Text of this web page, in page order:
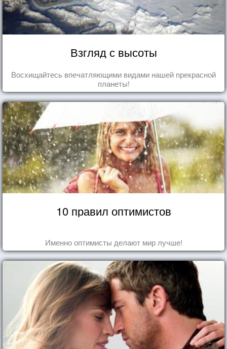
Взгляд с высоты
Восхищайтесь впечатляющими видами нашей прекрасной
планеты!
10 правил оптимистов
Именно оптимисты делают мир лучше!